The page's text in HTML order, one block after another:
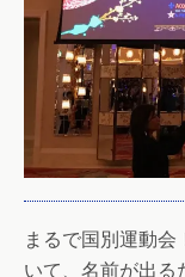
まるで国別運動
いて、名前が出る